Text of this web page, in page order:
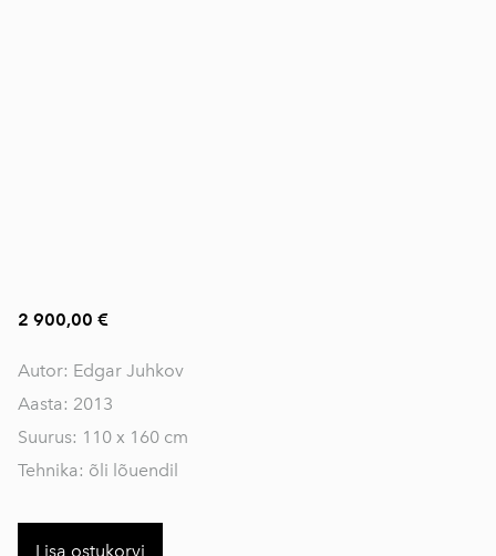
2 900,00 €
Autor: Edgar Juhkov
Aasta: 2013
Suurus: 110 x 160 cm
Tehnika: õli lõuendil
Lisa ostukorvi